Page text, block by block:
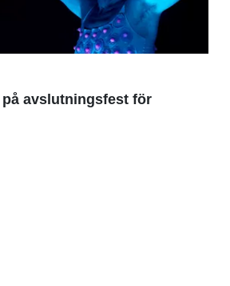
på avslutningsfest för